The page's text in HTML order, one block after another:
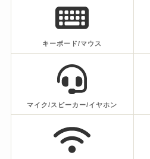
キーボード/マウス
マイク/スピーカー/イヤホン